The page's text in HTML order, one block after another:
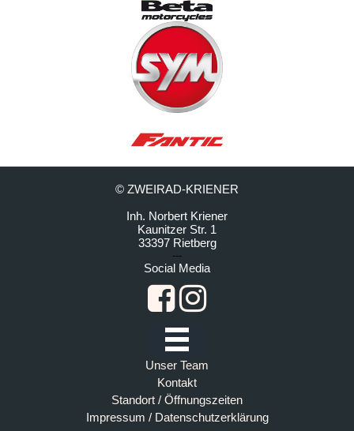
© ZWEIRAD-KRIENER
Inh. Norbert Kriener
Kaunitzer Str. 1
33397 Rietberg
---
Social Media
Unser Team
Kontakt
Standort / Öffnungszeiten
Impressum / Datenschutzerklärung